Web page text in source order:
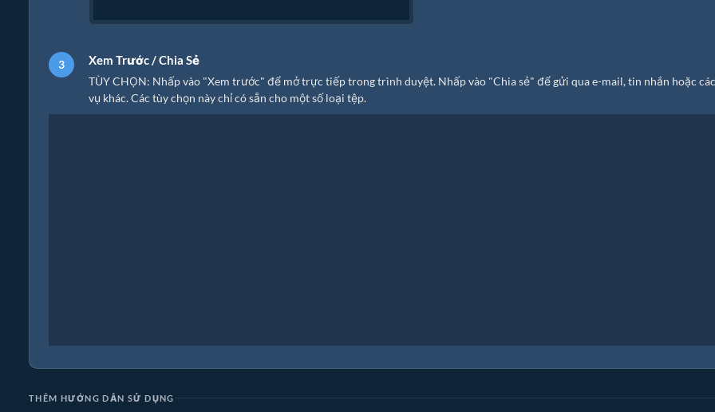
Xem Trước / Chia Sẻ
TÙY CHỌN: Nhấp vào "Xem trước" để mở trực tiếp trong trình duyệt. Nhấp vào "Chia sẻ" để gửi qua e-mail, tin nhắn hoặc
vụ khác. Các tùy chọn này chỉ có sẵn cho một số loại tệp.
THÊM HƯỚNG DẪN SỬ DỤNG